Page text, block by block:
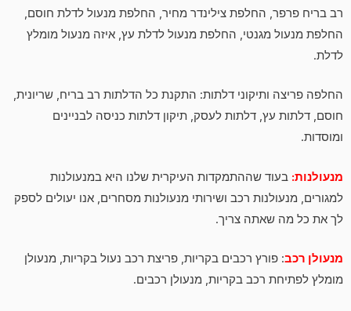
רב בריח פרפר, החלפת צילינדר מחיר, החלפת מנעול לדלת חוסם,
החלפת מנעול מגנטי, החלפת מנעול לדלת עץ, איזה מנעול מומלץ
לדלת.
החלפה פריצה ותיקוני דלתות: התקנת כל הדלתות רב בריח, שריונית,
חוסם, דלתות עץ, דלתות לעסק, תיקון דלתות כניסה לבניינים
ומוסדות.
מנעולנות: בעוד שההתמקדות העיקרית שלנו היא במנעולנות
למגורים, מנעולנות רכב ושירותי מנעולנות מסחרים, אנו יעולים לספק
לך את כל מה שאתה צריך.
מנעולן רכב: פורץ רכבים בקריות, פריצת רכב נעול בקריות, מנעולן
מומלץ לפתיחת רכב בקריות, מנעולן רכבים.